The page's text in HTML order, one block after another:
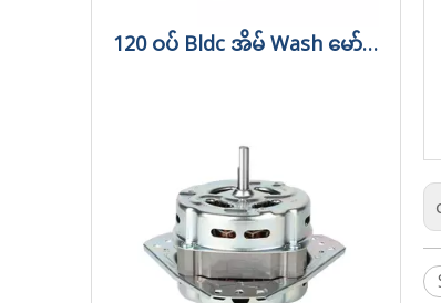
120 ဝပ် Bldc အိမ် Wash မော်တာ